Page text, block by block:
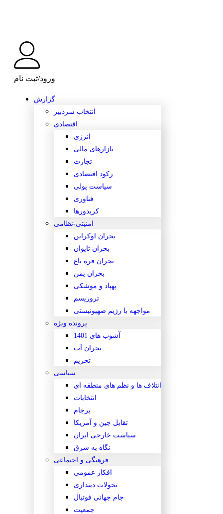
ورود/ثبت نام
گزارش
انتخاب سردبیر
اقتصادی
انرژی
بازارهای مالی
تجارت
رکود اقتصادی
سیاست پولی
فناوری
کریدورها
امنیتی-نظامی
بحران اوکراین
بحران تایوان
بحران قره باغ
بحران یمن
پهپاد و موشکی
تروریسم
مواجهه با رژیم صهیونیستی
پرونده ویژه
آشوب های 1401
بحران آب
تحریم
سیاسی
ائتلاف ها و نظم های منطقه ای
انتخابات
برجام
تقابل چین و آمریکا
سیاست خارجی ایران
نگاه به شرق
فرهنگی و اجتماعی
افکار عمومی
تحولات دینداری
جام جهانی فوتبال
جمعیت